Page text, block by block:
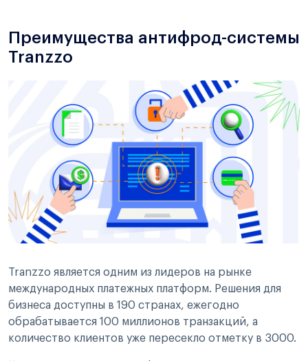
Преимущества антифрод-системы
Tranzzo
Tranzzo является одним из лидеров на рынке
международных платежных платформ. Решения для
бизнеса доступны в 190 странах, ежегодно
обрабатывается 100 миллионов транзакций, а
количество клиентов уже пересекло отметку в 3000.